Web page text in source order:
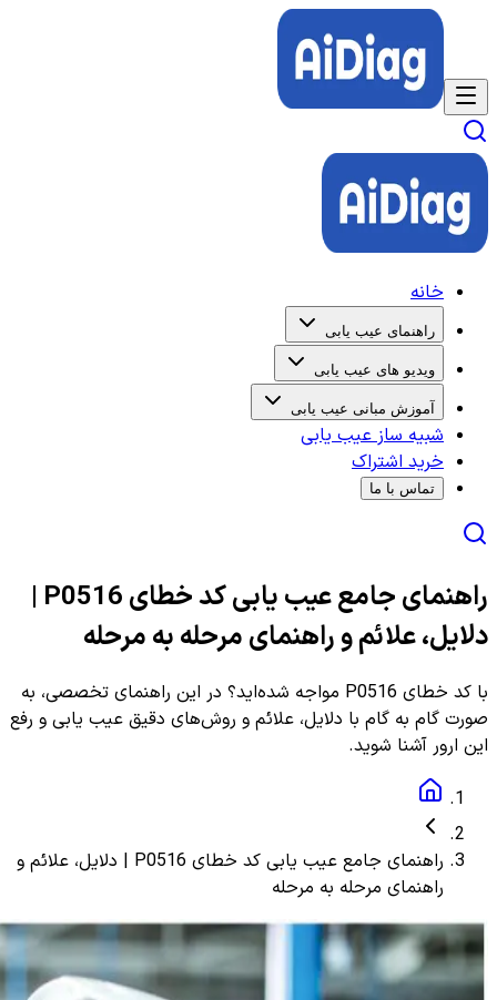
خانه
راهنمای عیب یابی
ویدیو های عیب یابی
آموزش مبانی عیب یابی
شبیه ساز عیب یابی
خرید اشتراک
تماس با ما
راهنمای جامع عیب یابی کد خطای P0516 |
دلایل، علائم و راهنمای مرحله به مرحله
با کد خطای P0516 مواجه شده‌اید؟ در این راهنمای تخصصی، به
صورت گام به گام با دلایل، علائم و روش‌های دقیق عیب یابی و رفع
این ارور آشنا شوید.
راهنمای جامع عیب یابی کد خطای P0516 | دلایل، علائم و
راهنمای مرحله به مرحله